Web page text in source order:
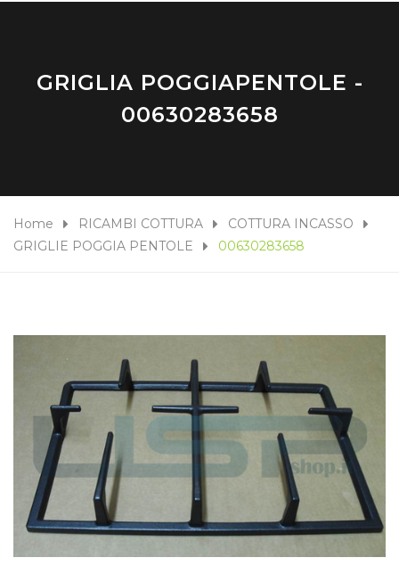
GRIGLIA POGGIAPENTOLE -
00630283658
Home RICAMBI COTTURA
COTTURA INCASSO
GRIGLIE POGGIA PENTOLE
00630283658